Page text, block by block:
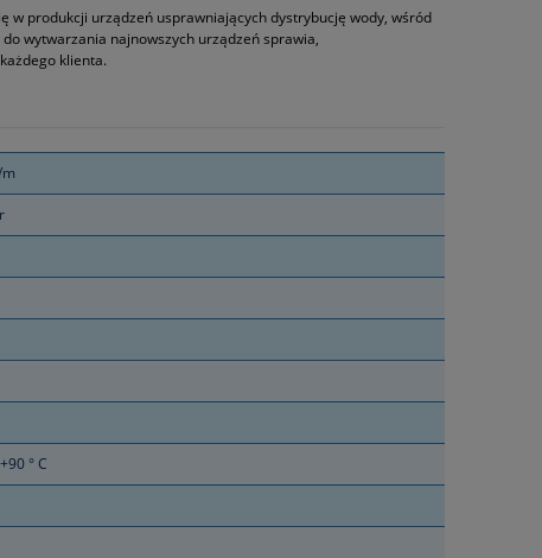
w produkcji urządzeń usprawniających dystrybucję wody, wśród
wytwarzania najnowszych urządzeń sprawia,
klienta.
° C